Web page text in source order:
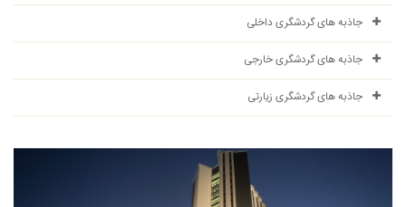
جاذبه های گردشگری داخلی
جاذبه های گردشگری خارجی
جاذبه های گردشگری زیارتی